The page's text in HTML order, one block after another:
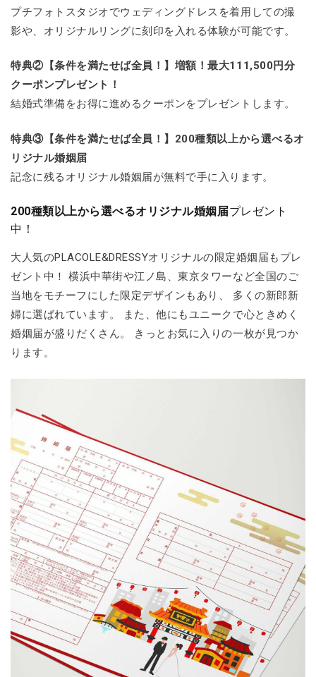
プチフォトスタジオでウェディングドレスを着用しての撮
影や、オリジナルリングに刻印を入れる体験が可能です。
特典②【条件を満たせば全員！】増額！最大111,500円分
クーポンプレゼント！
結婚式準備をお得に進めるクーポンをプレゼントします。
特典③【条件を満たせば全員！】200種類以上から選べるオ
リジナル婚姻届
記念に残るオリジナル婚姻届が無料で手に入ります。
200種類以上から選べるオリジナル婚姻届プレゼント
中！
大人気のPLACOLE&DRESSYオリジナルの限定婚姻届もプレ
ゼント中！ 横浜中華街や江ノ島、東京タワーなど全国のご
当地をモチーフにした限定デザインもあり、 多くの新郎新
婦に選ばれています。 また、他にもユニークで心ときめく
婚姻届が盛りだくさん。 きっとお気に入りの一枚が見つか
ります。